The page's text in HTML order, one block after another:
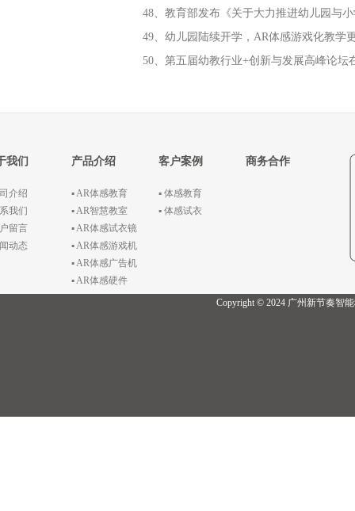
48、教育部发布《关于大力推进幼儿园与
49、幼儿园陆续开学，AR体感游戏化教学
50、第五届幼教行业+创新与发展高峰论坛
我们
介绍
我们
留言
动态
产品介绍
▪ AR体感教育
▪ AR智慧教室
▪ AR体感试衣镜
▪ AR体感游戏机
▪ AR体感广告机
▪ AR体感硬件
客户案例
▪ 体感教育
▪ 体感试衣
商务合作
Copyright © 2024 广州新节奏智